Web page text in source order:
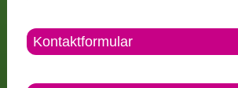
Kontaktformular